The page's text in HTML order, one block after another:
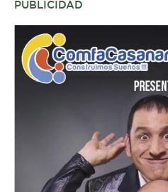
PUBLICIDAD